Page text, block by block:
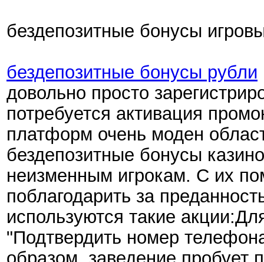
бездепозитные бонусы
бездепозитные бонусы рубли
довольно просто
потребуется активация
платформ очень моден
бездепозитные бонусы
неизменным игрокам. С их
поблагодарить за
используются такие
"Подтвердить номер
образом, заведение пробует